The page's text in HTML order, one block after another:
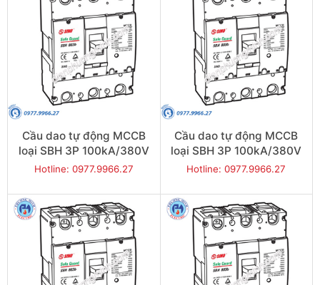
Cầu dao tự động MCCB
loại SBH 3P 100kA/380V
630A - Model
Hotline: 0977.9966.27
Cầu dao tự động MCCB
loại SBH 3P 100kA/380V
500A - Model
Hotline: 0977.9966.27